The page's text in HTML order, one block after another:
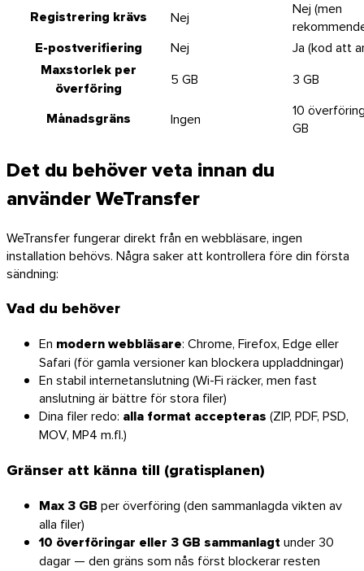
Registrering krävs Nej
Nej (men
E-postverifiering Nej Ja (kod att
Maxstorlek per
överföring
5 GB 3 GB
Månadsgräns Ingen
10
GB
Det du behöver veta innan du
använder WeTransfer
WeTransfer fungerar direkt från en webbläsare, ingen
installation behövs. Några saker att kontrollera före din första
sändning:
Vad du behöver
En modern webbläsare: Chrome, Firefox, Edge eller
Safari (för gamla versioner kan blockera uppladdningar)
En stabil internetanslutning (Wi-Fi räcker, men fast
anslutning är bättre för stora filer)
Dina filer redo: alla format accepteras (ZIP, PDF, PSD,
MOV, MP4 m.fl.)
Gränser att känna till (gratisplanen)
Max 3 GB per överföring (den sammanlagda vikten av
alla filer)
10 överföringar eller 3 GB sammanlagtunder 30
dagar — den gräns som nås först blockerar resten